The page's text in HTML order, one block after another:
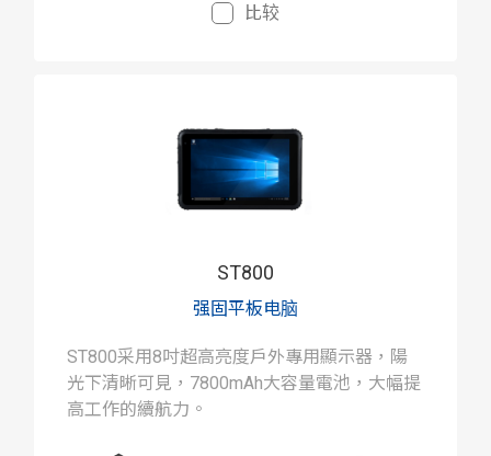
比较
ST800
强固平板电脑
ST800采用8吋超高亮度戶外專用顯示器，陽
光下清晰可見，7800mAh大容量電池，大幅提
高工作的續航力。